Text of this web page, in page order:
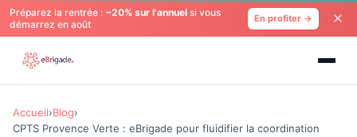
Préparez la rentrée : −20% sur l'annuel si vous
démarrez en août
En profiter →
Accueil›Blog›
CPTS Provence Verte : eBrigade pour fluidifier la coordination